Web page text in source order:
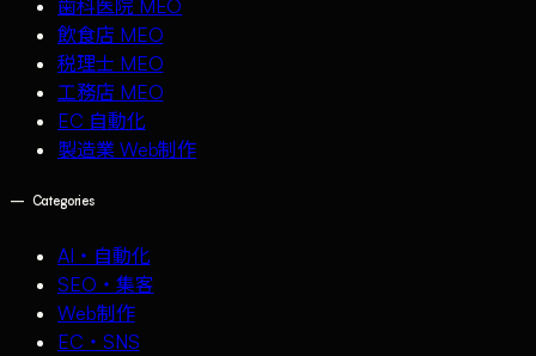
歯科医院 MEO
飲食店 MEO
税理士 MEO
工務店 MEO
EC 自動化
製造業 Web制作
— Categories
AI・自動化
SEO・集客
Web制作
EC・SNS